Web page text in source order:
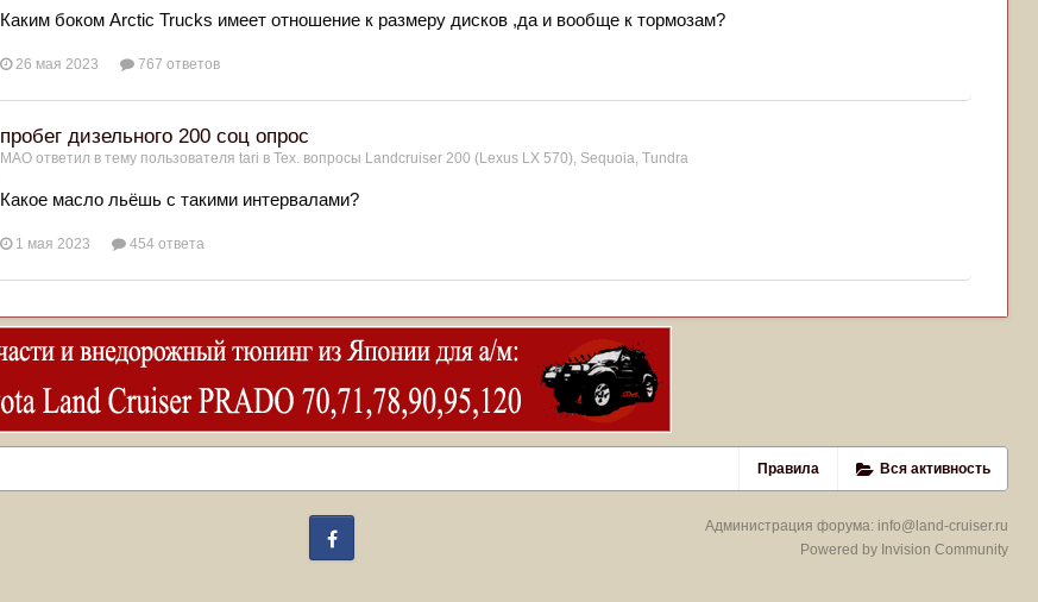
Каким боком Arctic Trucks имеет отношение к размеру дисков ,да и вообще к тормозам?
26 мая 2023 767 ответов
пробег дизельного 200 соц опрос
МАО ответил в тему пользователя tari в Тех. вопросы Landcruiser 200 (Lexus LX 570), Sequoia, Tundra
Какое масло льёшь с такими интервалами?
1 мая 2023 454 ответа
Правила Вся активность
Администрация форума: info@land-cruiser.ru
Powered by Invision Community